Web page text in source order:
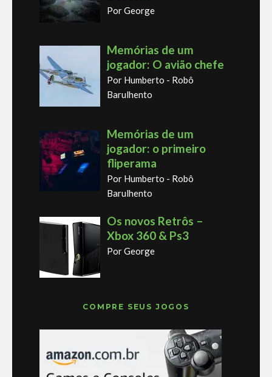
Por George
Memórias de um
jogador: O avião chefe
Por Humberto - Robô
Barulhento
Memórias de um
jogador: o primeiro
fliperama
Por Humberto - Robô
Barulhento
Os novos Retrôs –
Xbox 360 & Ps3
Por George
COMPRE SEUS JOGOS